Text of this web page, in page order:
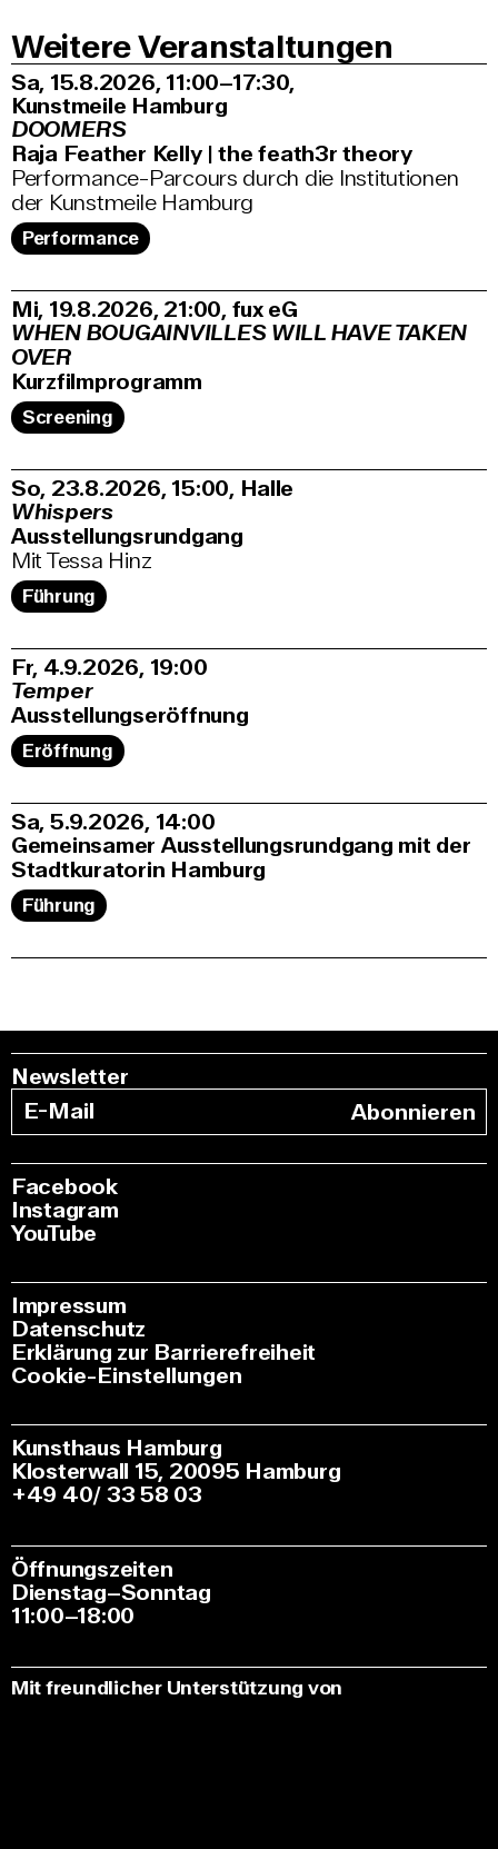
Weitere Veranstaltungen
Sa, 15.8.2026 11:00–17:30,
Kunstmeile Hamburg
DOOMERS
Raja Feather Kelly | the feath3r theory
Performance-Parcours durch die Institutionen
der Kunstmeile Hamburg
Performance
Mi, 19.8.2026 21:00, fux eG
WHEN BOUGAINVILLES WILL HAVE TAKEN
OVER
Kurzfilmprogramm
Screening
So, 23.8.2026 15:00, Halle
Whispers
Ausstellungsrundgang
Mit Tessa Hinz
Führung
Fr, 4.9.2026 19:00
Temper
Ausstellungseröffnung
Eröffnung
Sa, 5.9.2026 14:00
Gemeinsamer Ausstellungsrundgang mit der
Stadtkuratorin Hamburg
Führung
Newsletter
Abonnieren
Facebook
Instagram
YouTube
Impressum
Datenschutz
Erklärung zur Barrierefreiheit
Cookie-Einstellungen
Kunsthaus Hamburg
Klosterwall 15, 20095 Hamburg
+49 40/ 33 58 03
Öffnungszeiten
Dienstag–Sonntag
11:00–18:00
Mit freundlicher Unterstützung von